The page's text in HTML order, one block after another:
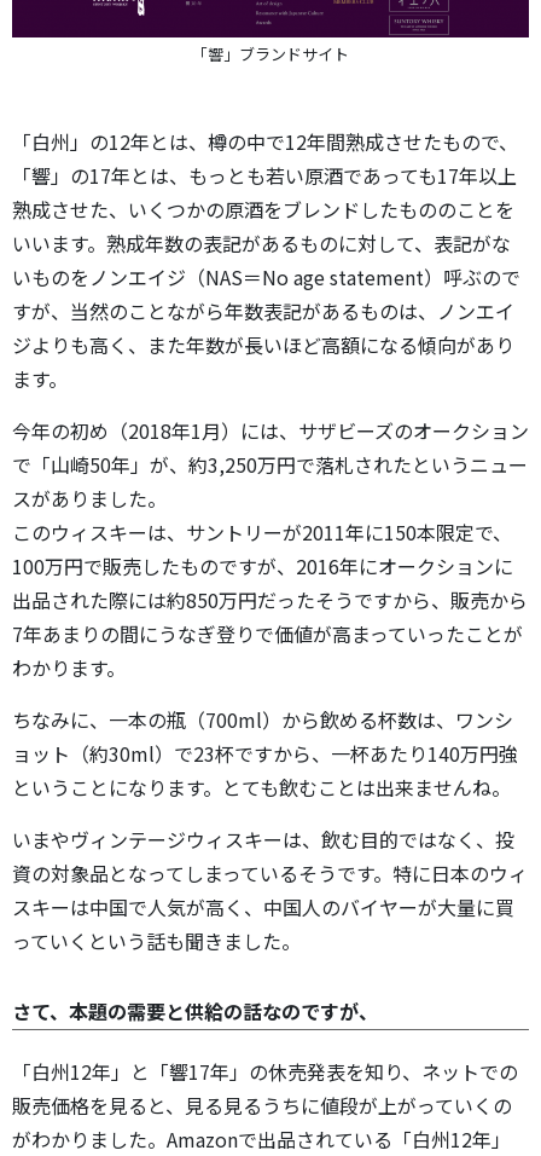
「響」ブランドサイト
「白州」の12年とは、樽の中で12年間熟成させたもので、
「響」の17年とは、もっとも若い原酒であっても17年以上
熟成させた、いくつかの原酒をブレンドしたもののことを
いいます。熟成年数の表記があるものに対して、表記がな
いものをノンエイジ（NAS＝No age statement）呼ぶので
すが、当然のことながら年数表記があるものは、ノンエイ
ジよりも高く、また年数が長いほど高額になる傾向があり
ます。
今年の初め（2018年1月）には、サザビーズのオークション
で「山崎50年」が、約3,250万円で落札されたというニュー
スがありました。
このウィスキーは、サントリーが2011年に150本限定で、
100万円で販売したものですが、2016年にオークションに
出品された際には約850万円だったそうですから、販売から
7年あまりの間にうなぎ登りで価値が高まっていったことが
わかります。
ちなみに、一本の瓶（700ml）から飲める杯数は、ワンシ
ョット（約30ml）で23杯ですから、一杯あたり140万円強
ということになります。とても飲むことは出来ませんね。
いまやヴィンテージウィスキーは、飲む目的ではなく、投
資の対象品となってしまっているそうです。特に日本のウィ
スキーは中国で人気が高く、中国人のバイヤーが大量に買
っていくという話も聞きました。
さて、本題の需要と供給の話なのですが、
「白州12年」と「響17年」の休売発表を知り、ネットでの
販売価格を見ると、見る見るうちに値段が上がっていくの
がわかりました。Amazonで出品されている「白州12年」